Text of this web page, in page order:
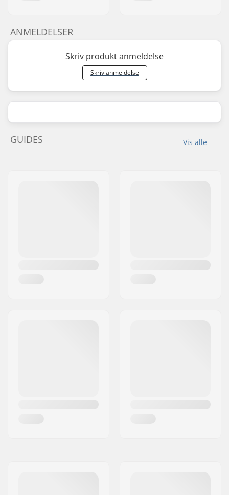
ANMELDELSER
Skriv produkt anmeldelse
Skriv anmeldelse
Vis alle
GUIDES